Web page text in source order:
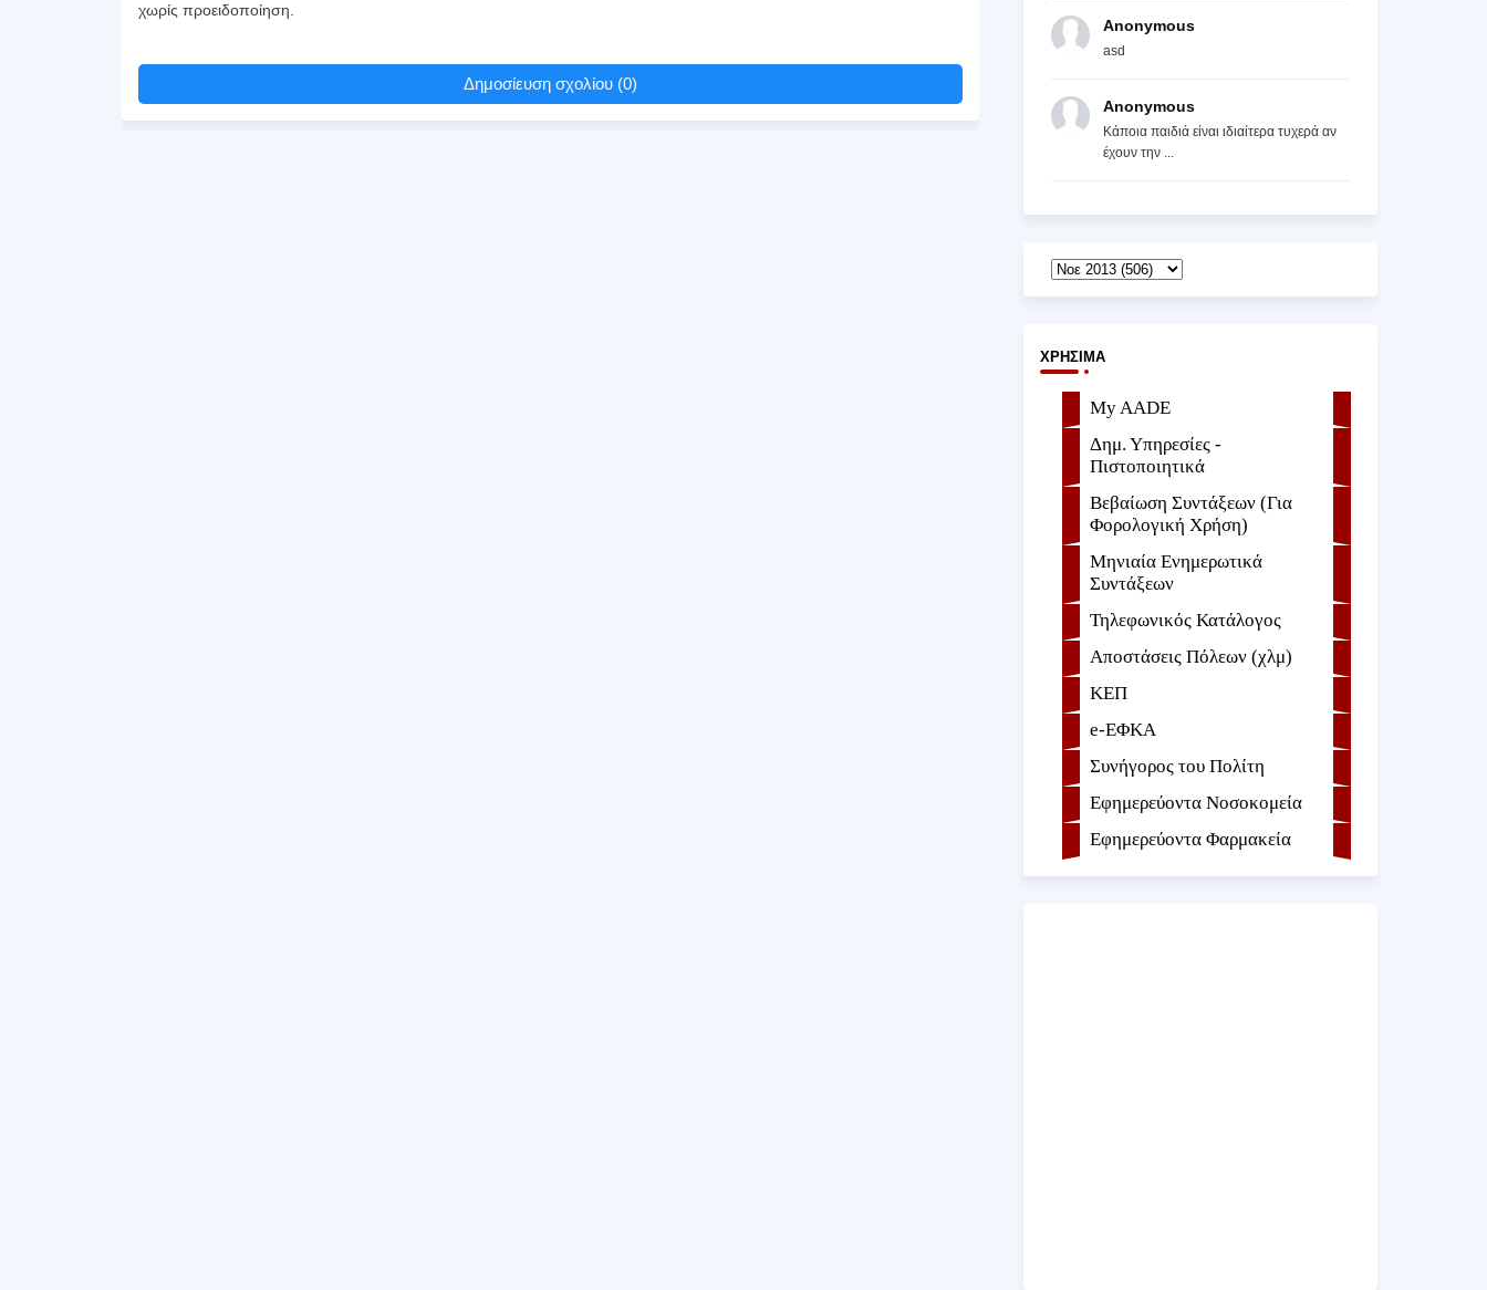
χωρίς προειδοποίηση.
Δημοσίευση σχολίου (0)
Anonymous
asd
Anonymous
Κάποια παιδιά είναι ιδιαίτερα τυχερά αν
έχουν την ...
ΧΡΉΣΙΜΑ
My AADE
Δημ. Υπηρεσίες -
Πιστοποιητικά
Βεβαίωση Συντάξεων (Για
Φορολογική Χρήση)
Μηνιαία Ενημερωτικά
Συντάξεων
Τηλεφωνικός Κατάλογος
Αποστάσεις Πόλεων (χλμ)
ΚΕΠ
e-ΕΦKA
Συνήγορος του Πολίτη
Εφημερεύοντα Νοσοκομεία
Εφημερεύοντα Φαρμακεία